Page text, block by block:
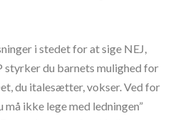
i stedet for at sige NEJ,
styrker du barnets mulighed for
du italesætter, vokser. Ved for
må ikke lege med ledningen”